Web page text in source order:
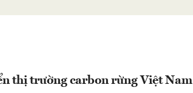
thị trường carbon rừng Việt Nam